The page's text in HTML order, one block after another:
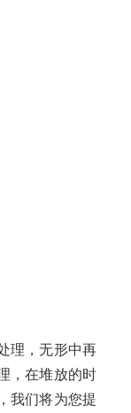
理，无形中再
，在堆放的时
我们将为您提